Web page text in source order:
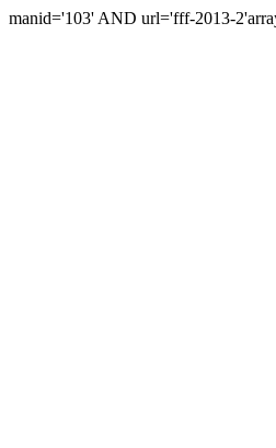
manid='103' AND url='fff-2013-